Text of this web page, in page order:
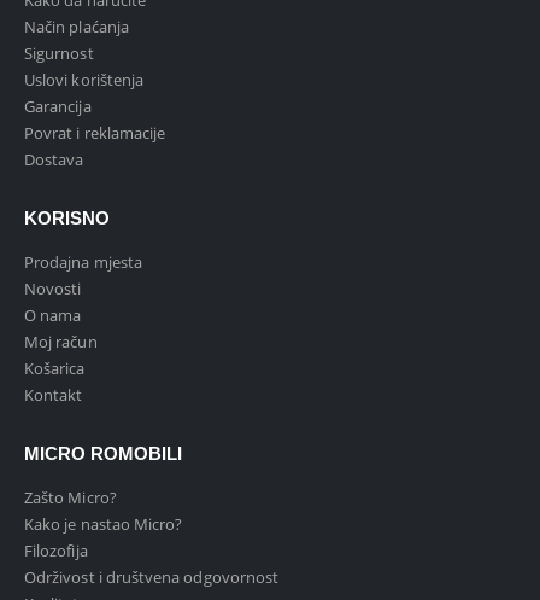
Način plaćanja
Sigurnost
Uslovi korištenja
Garancija
Povrat i reklamacije
Dostava
KORISNO
Prodajna mjesta
Novosti
O nama
Moj račun
Košarica
Kontakt
MICRO ROMOBILI
Zašto Micro?
Kako je nastao Micro?
Filozofija
Održivost i društvena odgovornost